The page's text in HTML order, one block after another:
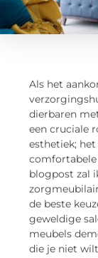
Als het
dierbaren
een cruciale
esthetiek;
blogpost zal
de beste
geweldige
meubels
die je niet